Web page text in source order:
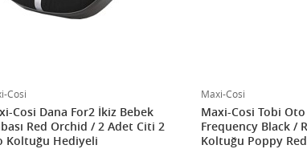
Cosi
Cosi Dana For2 İkiz Bebek
Red Orchid / 2 Adet Citi 2
Koltuğu Hediyeli
Maxi-Cosi
Maxi-Cosi Tobi
Frequency Black /
Koltuğu Poppy